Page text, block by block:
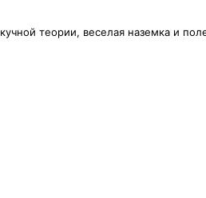
теории, веселая наземка и